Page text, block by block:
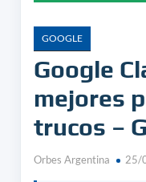
GOOGLE
Google
mejores
trucos –
Orbes Argentina 25/